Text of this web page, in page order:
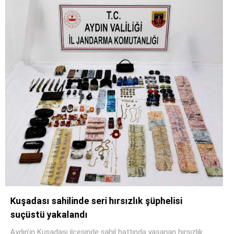
Kuşadası sahilinde seri hırsızlık şüphelisi
suçüstü yakalandı
Aydın'ın Kuşadası ilçesinde sahil hattında yaşanan hırsızlık